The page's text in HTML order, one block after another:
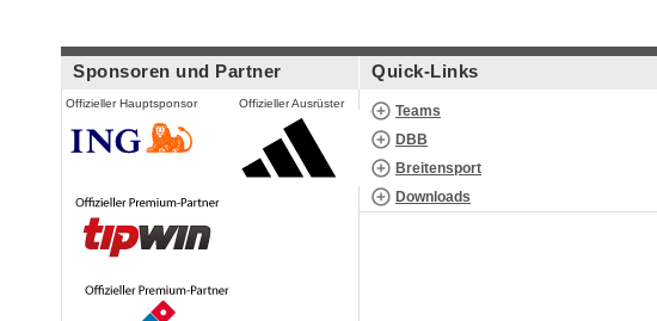
Sponsoren und Partner
Offizieller Hauptsponsor Offizieller Ausrüster
Quick-Links
Teams
DBB
Breitensport
Downloads